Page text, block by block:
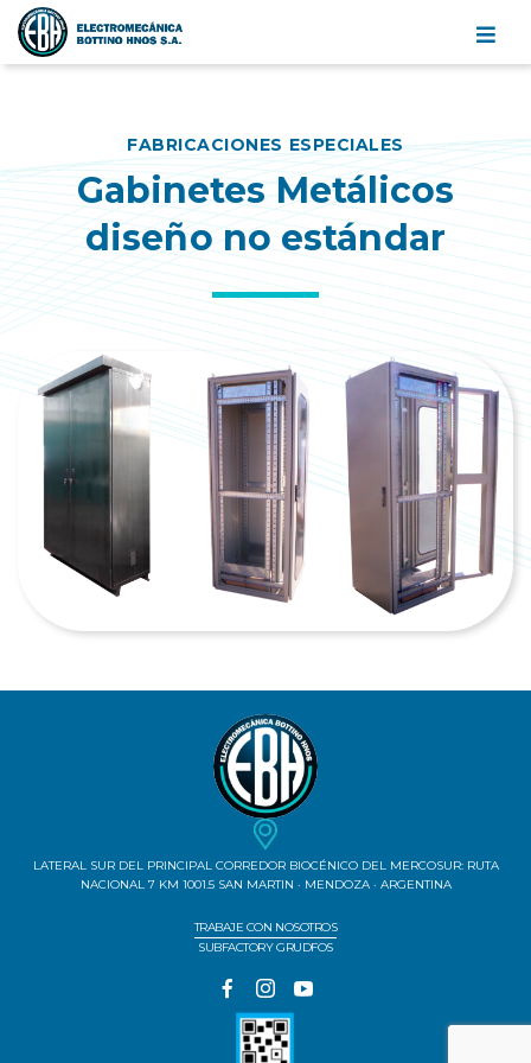
Electromecánica
Categorías
FABRICACIONES ESPECIALES
Gabinetes Metálicos
diseño no estándar
LATERAL SUR DEL PRINCIPAL CORREDOR BIOCÉNICO DEL MERCOSUR: RUTA
NACIONAL 7 KM 1001.5 SAN MARTIN · MENDOZA · ARGENTINA
TRABAJE CON NOSOTROS
SUBFACTORY GRUDFOS